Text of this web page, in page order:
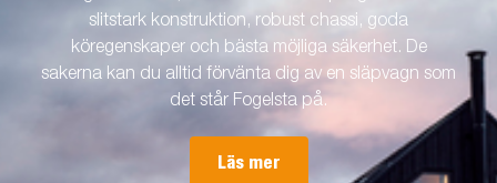
slitstark konstruktion, robust chassi, goda
köregenskaper och bästa möjliga säkerhet. De
sakerna kan du alltid förvänta dig av en släpvagn som
det står Fogelsta på.
Läs mer